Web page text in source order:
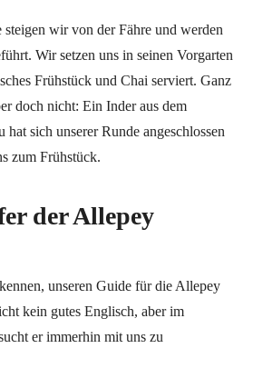
steigen wir von der Fähre und werden
Wir setzen uns in seinen Vorgarten
Frühstück und Chai serviert. Ganz
doch nicht: Ein Inder aus dem
hat sich unserer Runde angeschlossen
zum Frühstück.
der Allepey
unseren Guide für die Allepey
kein gutes Englisch, aber im
er immerhin mit uns zu